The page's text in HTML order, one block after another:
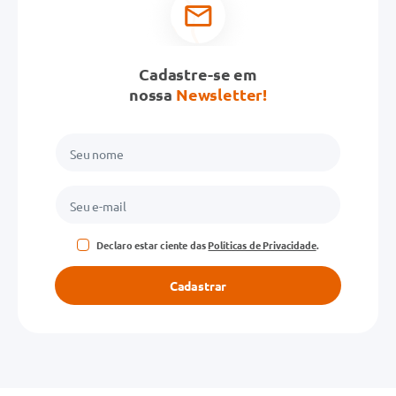
Cadastre-se em
nossa Newsletter!
Declaro estar ciente dasPolíticas de Privacidade.
Cadastrar